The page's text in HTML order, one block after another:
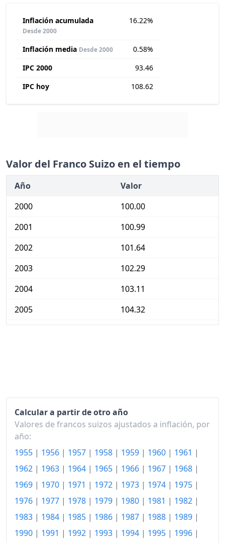
Inflación acumulada
Desde 2000
16.22%
Inflación media Desde 2000
0.58%
IPC 2000
93.46
IPC hoy
108.62
Valor del Franco Suizo en el tiempo
Año
Valor
2000
100.00
2001
100.99
2002
101.64
2003
102.29
2004
103.11
2005
104.32
2010
108.99
2011
2012
108.49
2013
108.25
2014
108.24
2015
107.00
2016
106.53
Calcular a partir de otro año
Valores de francos suizos ajustados a inflación, por
año:
1955 | 1956 | 1957 | 1958 | 1959 | 1960 | 1961 |
1962 | 1963 | 1964 | 1965 | 1966 | 1967 | 1968 |
1969 | 1970 | 1971 | 1972 | 1973 | 1974 | 1975 |
1976 | 1977 | 1978 | 1979 | 1980 | 1981 | 1982 |
1983 | 1984 | 1985 | 1986 | 1987 | 1988 | 1989 |
1990 | 1991 | 1992 | 1993 | 1994 | 1995 | 1996 |